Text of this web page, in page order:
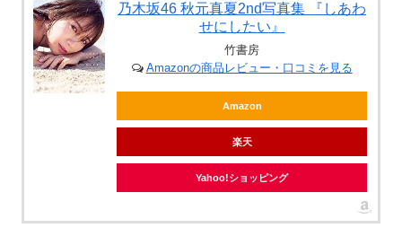
乃木坂46 秋元真夏2nd写真集 『しあわ
せにしたい』
竹書房
Amazonの商品レビュー・口コミを見る
Amazon
楽天
Yahoo!ショッピング